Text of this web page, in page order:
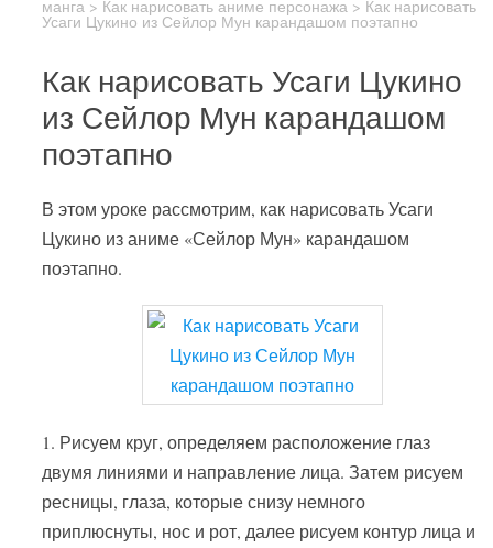
манга > Как нарисовать аниме персонажа > Как нарисовать
Усаги Цукино из Сейлор Мун карандашом поэтапно
Как нарисовать Усаги Цукино
из Сейлор Мун карандашом
поэтапно
В этом уроке рассмотрим, как нарисовать Усаги
Цукино из аниме «Сейлор Мун» карандашом
поэтапно.
1. Рисуем круг, определяем расположение глаз
двумя линиями и направление лица. Затем рисуем
ресницы, глаза, которые снизу немного
приплюснуты, нос и рот, далее рисуем контур лица и